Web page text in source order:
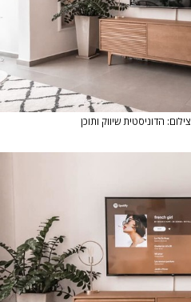
צילום: הדוניסטית שיווק ותוכן